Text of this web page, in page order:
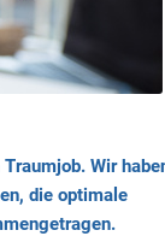
Wir
die optimale